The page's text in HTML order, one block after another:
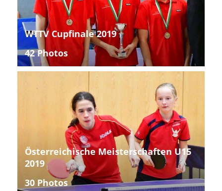
WTTV Cupfinale 2019
42 Photos
Österreichische Meisterschaften U15
2019
30 Photos